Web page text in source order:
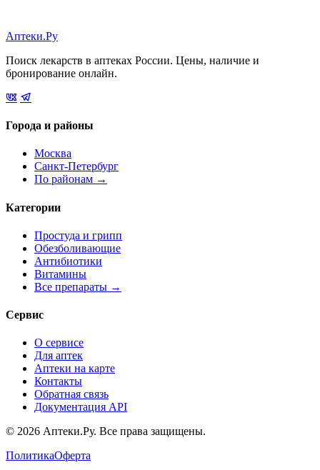
Аптеки.Ру
Поиск лекарств в аптеках России. Цены, наличие и
бронирование онлайн.
Города и районы
Москва
Санкт-Петербург
По районам →
Категории
Простуда и грипп
Обезболивающие
Антибиотики
Витамины
Все препараты →
Сервис
О сервисе
Для аптек
Аптеки на карте
Контакты
Обратная связь
Документация API
© 2026 Аптеки.Ру. Все права защищены.
ПолитикаОферта